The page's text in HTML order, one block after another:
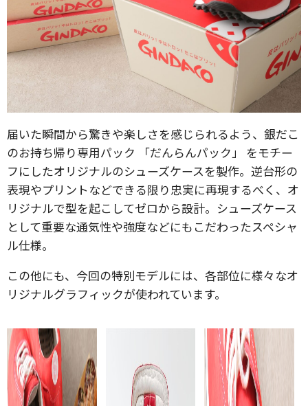
届いた瞬間から驚きや楽しさを感じられるよう、銀だこ
のお持ち帰り専用パック 「だんらんパック」 をモチー
フにしたオリジナルのシューズケースを製作。逆台形の
表現やプリントなどできる限り忠実に再現するべく、オ
リジナルで型を起こしてゼロから設計。シューズケース
として重要な通気性や強度などにもこだわったスペシャ
ル仕様。
この他にも、今回の特別モデルには、各部位に様々なオ
リジナルグラフィックが使われています。